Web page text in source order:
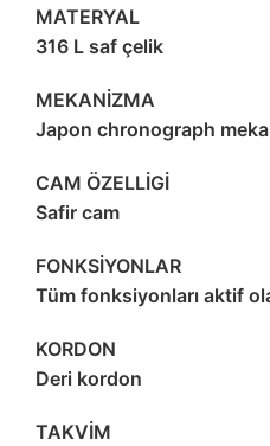
MATERYAL
316 L saf çelik
MEKANİZMA
Japon chronograph
CAM ÖZELLİGİ
Safir cam
FONKSİYONLAR
Tüm fonksiyonları aktif
KORDON
Deri kordon
TAKVİM